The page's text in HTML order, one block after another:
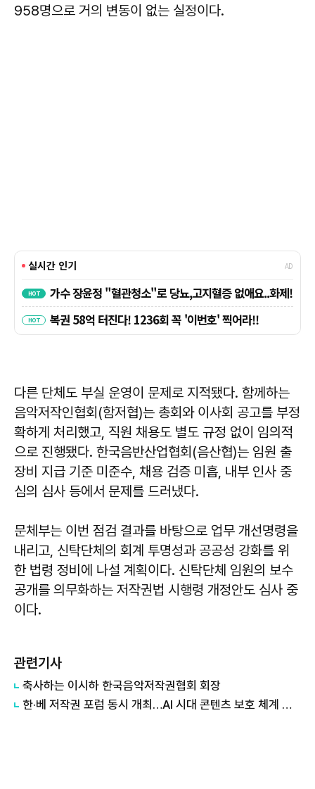
958명으로 거의 변동이 없는 실정이다.
다른 단체도 부실 운영이 문제로 지적됐다. 함께하는
음악저작인협회(함저협)는 총회와 이사회 공고를 부정
확하게 처리했고, 직원 채용도 별도 규정 없이 임의적
으로 진행됐다. 한국음반산업협회(음산협)는 임원 출
장비 지급 기준 미준수, 채용 검증 미흡, 내부 인사 중
심의 심사 등에서 문제를 드러냈다.
문체부는 이번 점검 결과를 바탕으로 업무 개선명령을
내리고, 신탁단체의 회계 투명성과 공공성 강화를 위
한 법령 정비에 나설 계획이다. 신탁단체 임원의 보수
공개를 의무화하는 저작권법 시행령 개정안도 심사 중
이다.
관련기사
축사하는 ​​​​​​​이시하 한국음악저작권협회 회장
한·베 저작권 포럼 동시 개최…AI 시대 콘텐츠 보호 체계 논의